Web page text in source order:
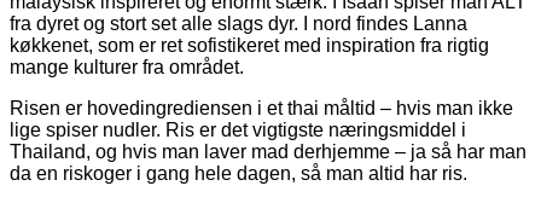
fra dyret og stort set alle slags dyr. I nord findes Lanna
køkkenet, som er ret sofistikeret med inspiration fra rigtig
mange kulturer fra området.
Risen er hovedingrediensen i et thai måltid – hvis man ikke
lige spiser nudler. Ris er det vigtigste næringsmiddel i
Thailand, og hvis man laver mad derhjemme – ja så har man
da en riskoger i gang hele dagen, så man altid har ris.